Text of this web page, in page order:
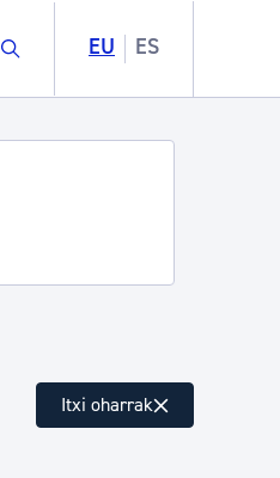
Buscar EU ES
Itxi oharrak